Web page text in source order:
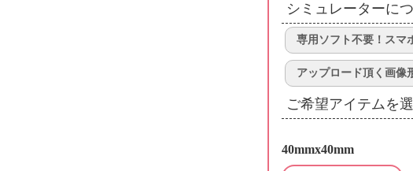
シミュレーターに
専用ソフト不要！スマ
アップロード頂く画像
ご希望アイテムを
40mmx40mm